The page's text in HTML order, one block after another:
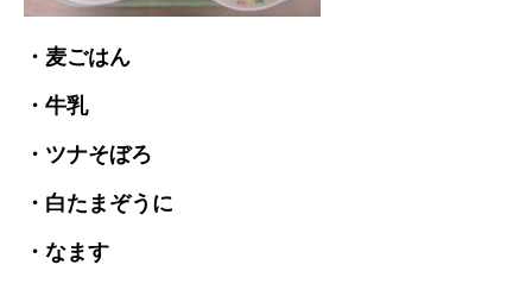
・麦ごはん
・牛乳
・ツナそぼろ
・白たまぞうに
・なます